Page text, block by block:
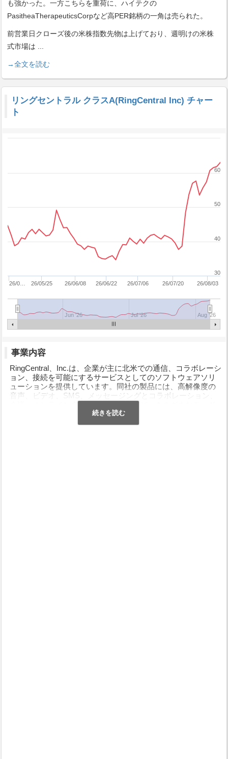
も強かった。一方こちらを重荷に、ハイテクの
PasitheaTherapeuticsCorpなど高PER銘柄の一角は売られた。
前営業日クローズ後の米株指数先物は上げており、週明けの米株
式市場は
→全文を読む
リングセントラル クラスA(RingCentral Inc) チャー
ト
26/0… 26/05/25 26/06/08 26/06/22 26/07/06 26/07/20 26/08/03
Jun '26 Jul '26 Aug '26
30
40
50
60
事業内容
RingCentral、Inc.は、企業が主に北米での通信、コラボレーシ
ョン、接続を可能にするサービスとしてのソフトウェアソリ
ューションを提供しています。同社の製品には、高解像度の
音声、ビデオ、SMS、メッセージングとコラボレーション、
でコミュニケーションとコラボレーションを提供する
RingCentral Officeが含まれています。 RingCentral